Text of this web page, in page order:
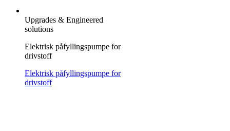
Upgrades & Engineered
solutions
Elektrisk påfyllingspumpe for
drivstoff
Elektrisk påfyllingspumpe for
drivstoff